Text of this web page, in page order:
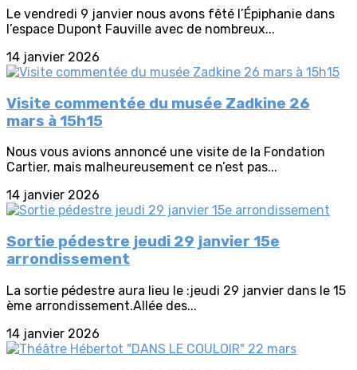
Le vendredi 9 janvier nous avons fêté l’Épiphanie dans
l’espace Dupont Fauville avec de nombreux...
14 janvier 2026
Visite commentée du musée Zadkine 26
mars à 15h15
Nous vous avions annoncé une visite de la Fondation
Cartier, mais malheureusement ce n’est pas...
14 janvier 2026
Sortie pédestre jeudi 29 janvier 15e
arrondissement
La sortie pédestre aura lieu le :jeudi 29 janvier dans le 15
ème arrondissement.Allée des...
14 janvier 2026